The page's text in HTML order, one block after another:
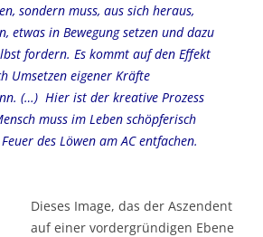
sondern muss, aus sich heraus,
etwas in Bewegung setzen und dazu
fordern. Es kommt auf den Effekt
Umsetzen eigener Kräfte
(…) Hier ist der kreative Prozess
muss im Leben schöpferisch
des Löwen am AC entfachen.
Dieses Image, das der Aszendent
auf einer vordergründigen Ebene